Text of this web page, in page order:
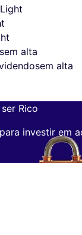
em alta
em alta
Rico
investir em